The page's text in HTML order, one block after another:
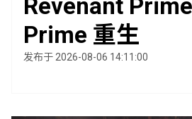
Revenant
Prime 重生
发布于 2026-08-06 14:11:00